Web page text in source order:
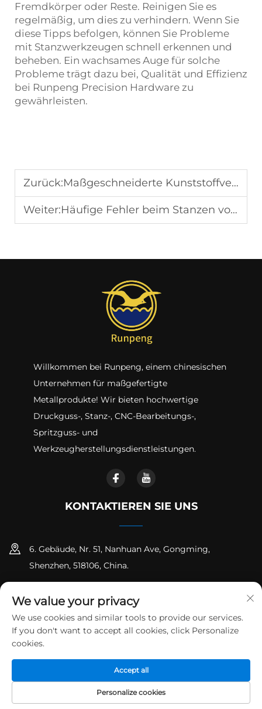
Fremdkörper oder Reste. Reinigen Sie es
regelmäßig, um dies zu verhindern. Wenn Sie
diese Tipps befolgen, können Sie Probleme
mit Stanzwerkzeugen schnell erkennen und
beheben. Ein wachsames Auge für solche
Probleme trägt dazu bei, Qualität und Effizienz
bei Runpeng Precision Hardware zu
gewährleisten.
Zurück:Maßgeschneiderte Kunststoffverarbeitung: Spritzguss oder Blasformen? Das hängt von der Produktstruktur und dem Material ab
Weiter:Häufige Fehler beim Stanzen von Automobil-Stahlblech: Verhütung und Lösungen für Faltenbildung und Rissbildung
Willkommen bei Runpeng, einem chinesischen
Unternehmen für maßgefertigte
Metallprodukte! Wir bieten hochwertige
Druckguss-, Stanz-, CNC-Bearbeitungs-,
Spritzguss- und
Werkzeugherstellungsdienstleistungen.
KONTAKTIEREN SIE UNS
6. Gebäude, Nr. 51, Nanhuan Ave, Gongming,
Shenzhen, 518106, China.
[email protected]
Urheberrecht © Shenzhen Runpeng Precision Hardware Co.,
Ltd. Alle Rechte vorbehalten Datenschutzrichtlinie
We value your privacy
We use cookies and similar tools to provide our services.
If you don't want to accept all cookies, click Personalize
cookies.
Personalize cookies
Accept all